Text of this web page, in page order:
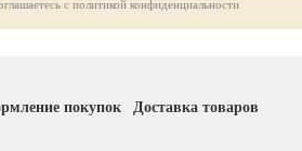
с политикой конфиденциальности
покупок Доставка товаров